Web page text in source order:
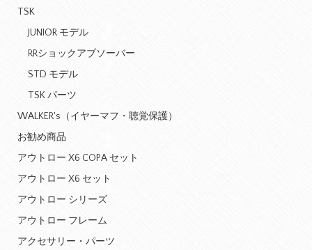
TSK
JUNIOR モデル
RRショックアブソーバー
STD モデル
TSK パーツ
WALKER's（イヤーマフ・聴覚保護）
お勧め商品
アウトロー X6 COPA セット
アウトロー X6 セット
アウトロー シリーズ
アウトロー フレーム
アクセサリー・パーツ